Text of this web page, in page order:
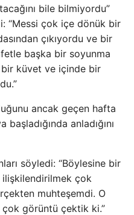
bile bilmiyordu”
“Messi çok içe dönük bir
çıkıyordu ve bir
başka bir soyunma
bir küvet ve içinde bir
ancak geçen hafta
anladığını
söyledi: “Böylesine bir
ilişkilendirilmek çok
muhteşemdi. O
görüntü çektik ki.”